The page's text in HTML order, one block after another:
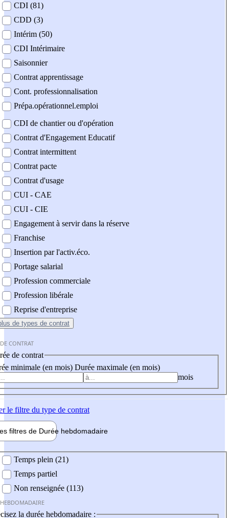
contrat
CDI (81)
CDD (3)
Intérim (50)
CDI Intérimaire
Saisonnier
Contrat apprentissage
Cont. professionnalisation
Prépa.opérationnel.emploi
CDI de chantier ou d'opération
Contrat d'Engagement Educatif
Contrat intermittent
Contrat pacte
Contrat d'usage
CUI - CAE
CUI - CIE
Engagement à servir dans la réserve
Franchise
Insertion par l'activ.éco.
Portage salarial
Profession commerciale
Profession libérale
Reprise d'entreprise
de types de contrat
CONTRAT
de contrat
minimale (en mois) Durée maximale (en mois)
mois
le filtre du type de contrat
filtres de Durée hebdomadaire
Temps plein (21)
Temps partiel
Non renseignée (113)
la durée hebdomadaire :